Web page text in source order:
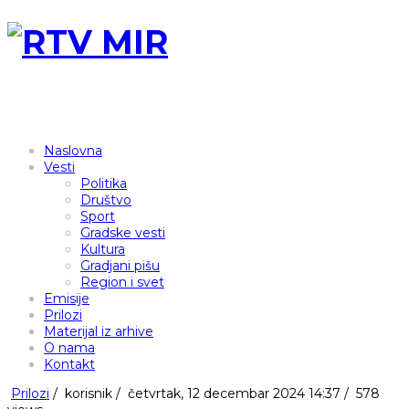
Naslovna
Vesti
Politika
Društvo
Sport
Gradske vesti
Kultura
Gradjani pišu
Region i svet
Emisije
Prilozi
Materijal iz arhive
O nama
Kontakt
Prilozi / korisnik / četvrtak, 12 decembar 2024 14:37 / 578